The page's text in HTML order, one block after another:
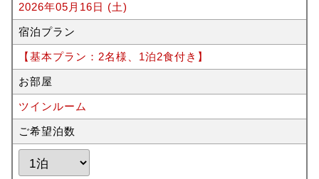
2026年05月16日 (土)
宿泊プラン
【基本プラン：2名様、1泊2食付き】
お部屋
ツインルーム
ご希望泊数